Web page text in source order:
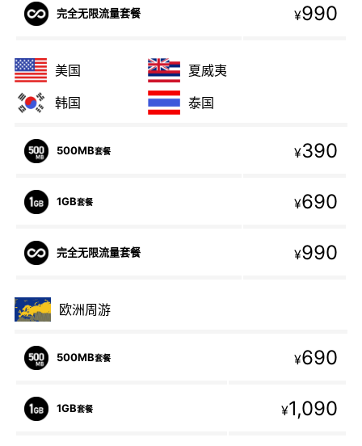
完全无限流量套餐 ¥990
美国
夏威夷
韩国
泰国
500MB套餐 ¥390
1GB套餐 ¥690
完全无限流量套餐 ¥990
欧洲周游
500MB套餐 ¥690
1GB套餐 ¥1,090